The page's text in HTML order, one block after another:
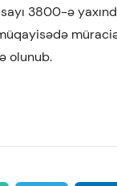
3800-ə
olunub.